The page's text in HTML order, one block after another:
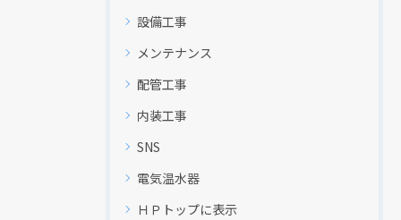
設備工事
メンテナンス
配管工事
内装工事
SNS
電気温水器
ＨＰトップに表示
現在、新聞に入っている折込チラシです。
現在、新聞に入っている折込チラシです。